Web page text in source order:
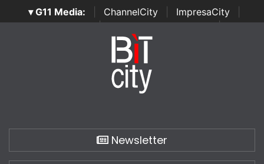
▾ G11 Media: ChannelCity ImpresaCity
SecurityOpenLab | Italian Channel Awards | Italian
Italian Security Awards
Newsletter